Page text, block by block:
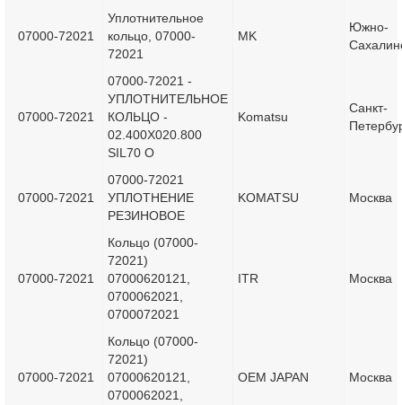
07000-72021
Уплотнительное
кольцо, 07000-
72021
MK
Южно-
07000-72021
07000-72021 -
УПЛОТНИТЕЛЬНОЕ
КОЛЬЦО -
02.400X020.800
SIL70 O
Komatsu
Санкт-
07000-72021
07000-72021
УПЛОТНЕНИЕ
РЕЗИНОВОЕ
KOMATSU Москва
07000-72021
Кольцо (07000-
72021)
07000620121,
0700062021,
0700072021
ITR Москва
07000-72021
Кольцо (07000-
72021)
07000620121,
0700062021,
OEM JAPAN Москва